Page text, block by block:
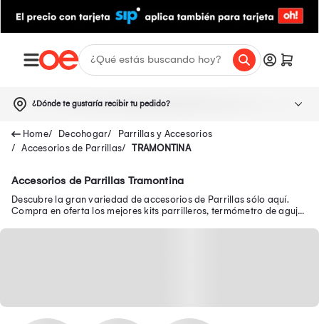
¿Dónde te gustaría recibir tu pedido?
Decohogar
Parrillas y Accesorios
Accesorios de Parrillas
TRAMONTINA
Accesorios de Parrillas Tramontina
Descubre la gran variedad de accesorios de Parrillas sólo aquí.
Compra en oferta los mejores kits parrilleros, termómetro de aguja